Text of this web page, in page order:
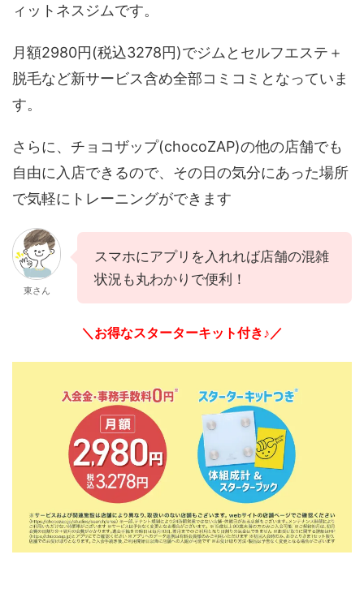
ィットネスジムです。
月額2980円(税込3278円)でジムとセルフエステ＋
脱毛など新サービス含め全部コミコミとなっていま
す。
さらに、チョコザップ(chocoZAP)の他の店舗でも
自由に入店できるので、その日の気分にあった場所
で気軽にトレーニングができます
東さん
スマホにアプリを入れれば店舗の混雑
状況も丸わかりで便利！
＼お得なスターターキット付き♪／